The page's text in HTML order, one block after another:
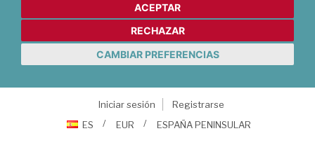
ACEPTAR
RECHAZAR
CAMBIAR PREFERENCIAS
Iniciar sesión
Registrarse
ES
EUR ESPAÑA PENINSULAR